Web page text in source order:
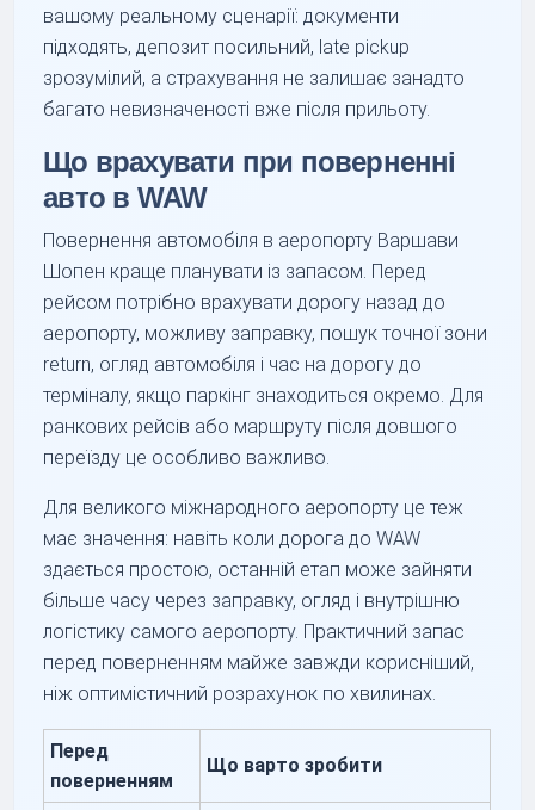
вашому реальному сценарії: документи
підходять, депозит посильний, late pickup
зрозумілий, а страхування не залишає занадто
багато невизначеності вже після прильоту.
Що врахувати при поверненні
авто в WAW
Повернення автомобіля в аеропорту Варшави
Шопен краще планувати із запасом. Перед
рейсом потрібно врахувати дорогу назад до
аеропорту, можливу заправку, пошук точної зони
return, огляд автомобіля і час на дорогу до
терміналу, якщо паркінг знаходиться окремо. Для
ранкових рейсів або маршруту після довшого
переїзду це особливо важливо.
Для великого міжнародного аеропорту це теж
має значення: навіть коли дорога до WAW
здається простою, останній етап може зайняти
більше часу через заправку, огляд і внутрішню
логістику самого аеропорту. Практичний запас
перед поверненням майже завжди корисніший,
ніж оптимістичний розрахунок по хвилинах.
Перед
поверненням
Що варто зробити